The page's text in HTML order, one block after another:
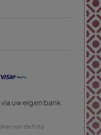
uw eigen bank
van de foto